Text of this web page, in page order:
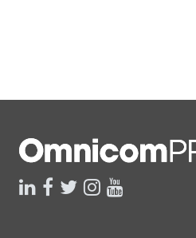
linkedin
facebook
twitterinstagram